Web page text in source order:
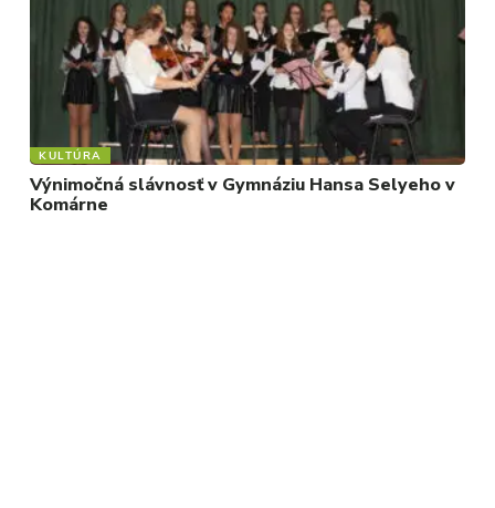
KULTÚRA
Výnimočná slávnosť v Gymnáziu Hansa Selyeho v
Komárne